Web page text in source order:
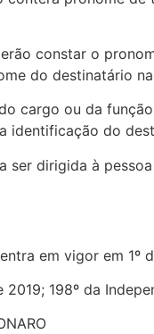
constar o
do destinatário
cargo ou da
identificação do
ser dirigida à
em vigor em 1º
2019; 198º da